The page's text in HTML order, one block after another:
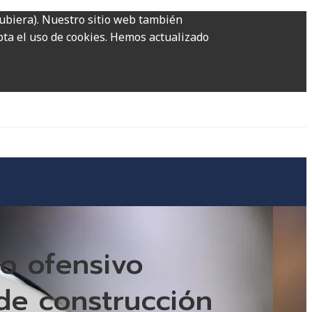
Nuestro sitio web también
el uso de cookies. Hemos actualizado
ofensivo
construcción